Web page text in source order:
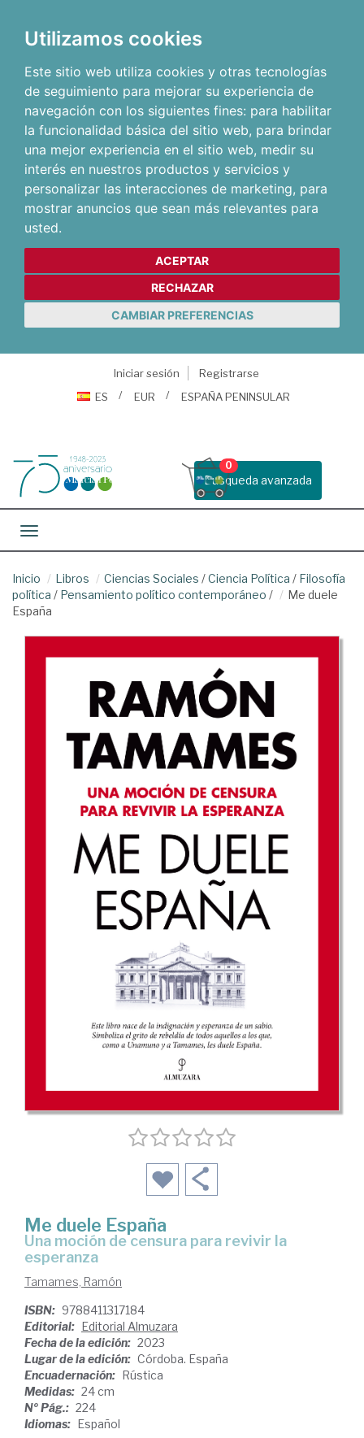
Utilizamos cookies
Este sitio web utiliza cookies y otras tecnologías
de seguimiento para mejorar su experiencia de
navegación con los siguientes fines: para habilitar
la funcionalidad básica del sitio web, para brindar
una mejor experiencia en el sitio web, medir su
interés en nuestros productos y servicios y
personalizar las interacciones de marketing, para
mostrar anuncios que sean más relevantes para
usted.
ACEPTAR
RECHAZAR
CAMBIAR PREFERENCIAS
Iniciar sesión
Registrarse
ES
EUR ESPAÑA PENINSULAR
Busqueda avanzada
0
Toggle navigation
Inicio Libros Ciencias Sociales /Ciencia Política / Filosofía
política / Pensamiento político contemporáneo /
Me duele
España
Me duele España
una moción de censura para revivir la
esperanza
Tamames, Ramón
ISBN: 9788411317184
Editorial: Editorial Almuzara
Fecha de la edición: 2023
Lugar de la edición: Córdoba. España
Encuadernación: Rústica
Medidas: 24 cm
Nº Pág.: 224
Idiomas: Español